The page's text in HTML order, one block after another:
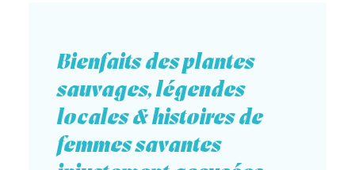
Bienfaits des plantes
sauvages, légendes
locales & histoires de
femmes savantes